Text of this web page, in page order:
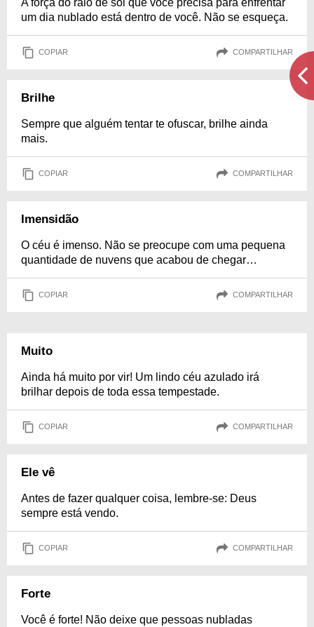
um dia nublado está dentro de você. Não se esqueça.
COPIAR COMPARTILHAR
Brilhe
Sempre que alguém tentar te ofuscar, brilhe ainda
mais.
COPIAR COMPARTILHAR
Imensidão
O céu é imenso. Não se preocupe com uma pequena
quantidade de nuvens que acabou de chegar…
COPIAR COMPARTILHAR
Muito
Ainda há muito por vir! Um lindo céu azulado irá
brilhar depois de toda essa tempestade.
COPIAR COMPARTILHAR
Ele vê
Antes de fazer qualquer coisa, lembre-se: Deus
sempre está vendo.
COPIAR COMPARTILHAR
Forte
Você é forte! Não deixe que pessoas nubladas